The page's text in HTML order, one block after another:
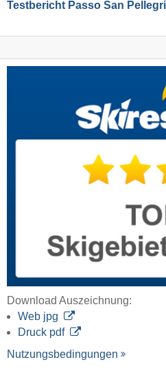
Testbericht Passo San
Download Auszeichnung:
Web jpg
Druck pdf
Nutzungsbedingungen